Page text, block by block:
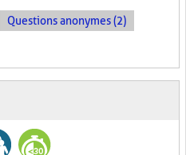
Questions anonymes (2)